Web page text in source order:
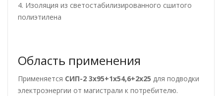
4. Изоляция из светостабилизированного сшитого
полиэтилена
Область применения
Применяется СИП-2 3х95+1х54,6+2х25 для подводки
электроэнергии от магистрали к потребителю.